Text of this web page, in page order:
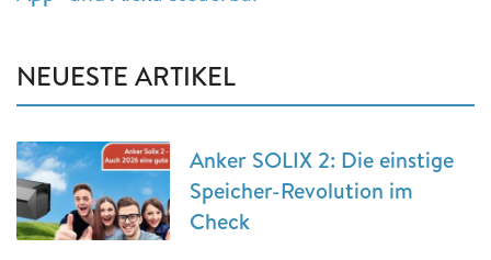
NEUESTE ARTIKEL
Anker SOLIX 2: Die einstige
Speicher-Revolution im
Check